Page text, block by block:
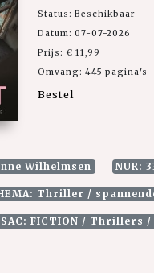
Status: Beschikbaar
Datum: 07-07-2026
Prijs: € 11,99
Omvang: 445 pagina's
Bestel
Wilhelmsen NUR:
Thriller /
FICTION / Thrillers /